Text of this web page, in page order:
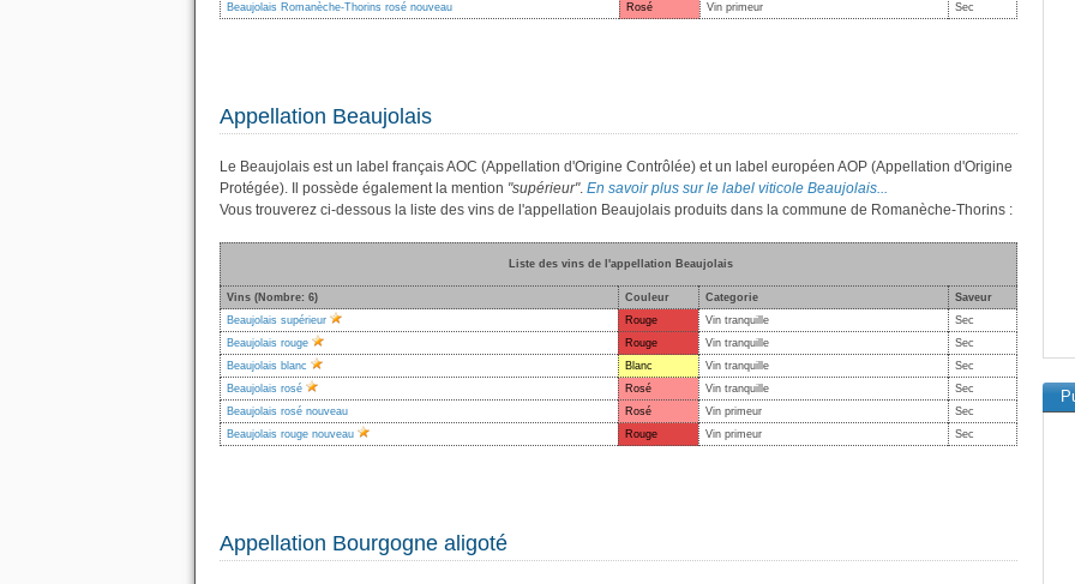
Beaujolais Romanèche-Thorins rosé nouveau
Rosé Vin primeur Sec
Appellation Beaujolais
Le Beaujolais est un label français AOC (Appellation d'Origine Contrôlée) et un label européen AOP (Appellation d'Origine
Protégée). Il possède également la mention "supérieur". En savoir plus sur le label viticole Beaujolais...
Vous trouverez ci-dessous la liste des vins de l'appellation Beaujolais produits dans la commune de Romanèche-Thorins :
Liste des vins de l'appellation Beaujolais
Vins (Nombre: 6) Couleur Categorie
Saveur
Beaujolais supérieur
Rouge Vin tranquille
Sec
Beaujolais rouge
Rouge Vin tranquille
Sec
Beaujolais blanc
Blanc Vin tranquille
Sec
Beaujolais rosé
Rosé Vin tranquille
Sec
Beaujolais rosé nouveau
Rosé Vin primeur
Sec
Beaujolais rouge nouveau
Rouge Vin primeur Sec
Appellation Bourgogne aligoté